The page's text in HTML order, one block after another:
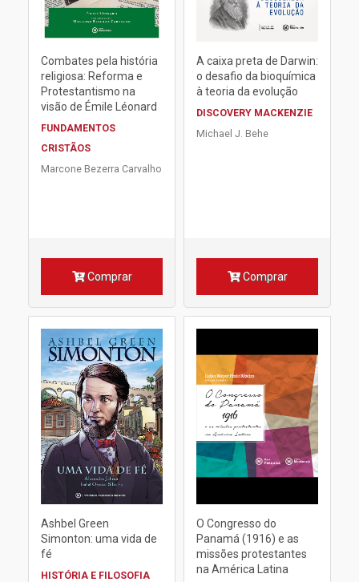
Combates pela história
religiosa: Reforma e
Protestantismo na
visão de Émile Léonard
FUNDAMENTOS
CRISTÃOS
Marcone Bezerra Carvalho
Comprar
A caixa preta de Darwin:
o desafio da bioquímica
à teoria da evolução
DISCOVERY MACKENZIE
Michael J. Behe
Comprar
Ashbel Green
Simonton: uma vida de
fé
HISTÓRIA E FILOSOFIA
O Congresso do
Panamá (1916) e as
missões protestantes
na América Latina